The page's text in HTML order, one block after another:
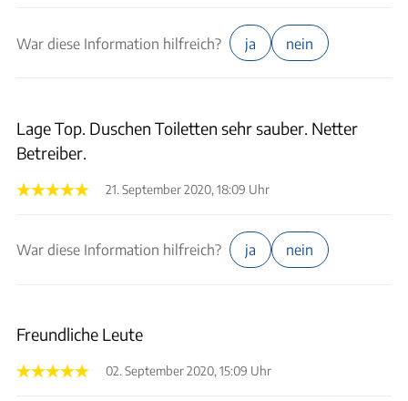
War diese Information hilfreich? ja nein
Lage Top. Duschen Toiletten sehr sauber. Netter
Betreiber.
21. September 2020, 18:09 Uhr
War diese Information hilfreich? ja nein
Freundliche Leute
02. September 2020, 15:09 Uhr